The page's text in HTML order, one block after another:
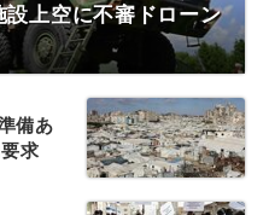
上空に不審ドローン
備あ
求